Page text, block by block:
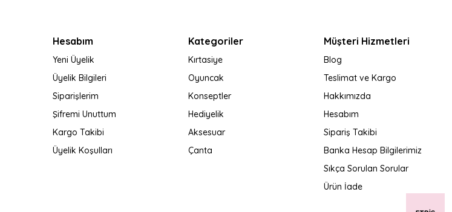
Hesabım
Yeni Üyelik
Üyelik Bilgileri
Siparişlerim
Şifremi Unuttum
Kargo Takibi
Üyelik Koşulları
Kategoriler
Kırtasiye
Oyuncak
Konseptler
Hediyelik
Aksesuar
Çanta
Müşteri Hizmetleri
Blog
Teslimat ve Kargo
Hakkımızda
Hesabım
Sipariş Takibi
Banka Hesap Bilgilerimiz
Sıkça Sorulan Sorular
Ürün İade